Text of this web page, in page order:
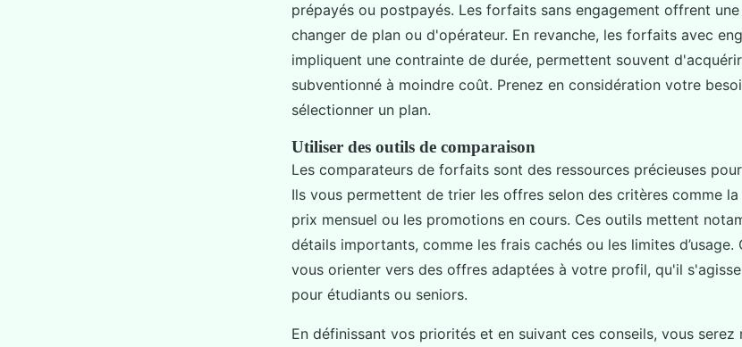
prépayés ou postpayés. Les forfaits sans engagement offrent
changer de plan ou d'opérateur. En revanche, les forfaits avec
impliquent une contrainte de durée, permettent souvent
subventionné à moindre coût. Prenez en considération votre
sélectionner un plan.
Utiliser des outils de comparaison
Les comparateurs de forfaits sont des ressources précieuses
Ils vous permettent de trier les offres selon des critères comme
prix mensuel ou les promotions en cours. Ces outils mettent
détails importants, comme les frais cachés ou les limites d’usage.
vous orienter vers des offres adaptées à votre profil, qu'il
pour étudiants ou seniors.
En définissant vos priorités et en suivant ces conseils, vous